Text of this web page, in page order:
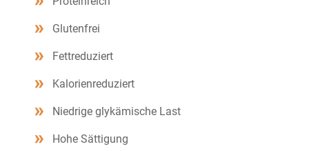
Glutenfrei
Fettreduziert
Kalorienreduziert
Niedrige glykämische Last
Hohe Sättigung